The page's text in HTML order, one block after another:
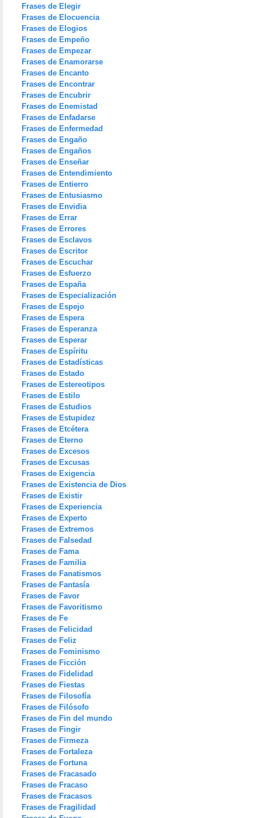
Frases de Elegir
Frases de Elocuencia
Frases de Elogios
Frases de Empeño
Frases de Empezar
Frases de Enamorarse
Frases de Encanto
Frases de Encontrar
Frases de Encubrir
Frases de Enemistad
Frases de Enfadarse
Frases de Enfermedad
Frases de Engaño
Frases de Engaños
Frases de Enseñar
Frases de Entendimiento
Frases de Entierro
Frases de Entusiasmo
Frases de Envidia
Frases de Errar
Frases de Errores
Frases de Esclavos
Frases de Escritor
Frases de Escuchar
Frases de Esfuerzo
Frases de España
Frases de Especialización
Frases de Espejo
Frases de Espera
Frases de Esperanza
Frases de Esperar
Frases de Espíritu
Frases de Estadísticas
Frases de Estado
Frases de Estereotipos
Frases de Estilo
Frases de Estudios
Frases de Estupidez
Frases de Etcétera
Frases de Eterno
Frases de Excesos
Frases de Excusas
Frases de Exigencia
Frases de Existencia de Dios
Frases de Existir
Frases de Experiencia
Frases de Experto
Frases de Extremos
Frases de Falsedad
Frases de Fama
Frases de Familia
Frases de Fanatismos
Frases de Fantasía
Frases de Favor
Frases de Favoritismo
Frases de Fe
Frases de Felicidad
Frases de Feliz
Frases de Feminismo
Frases de Ficción
Frases de Fidelidad
Frases de Fiestas
Frases de Filosofía
Frases de Filósofo
Frases de Fin del mundo
Frases de Fingir
Frases de Firmeza
Frases de Fortaleza
Frases de Fortuna
Frases de Fracasado
Frases de Fracaso
Frases de Fracasos
Frases de Fragilidad